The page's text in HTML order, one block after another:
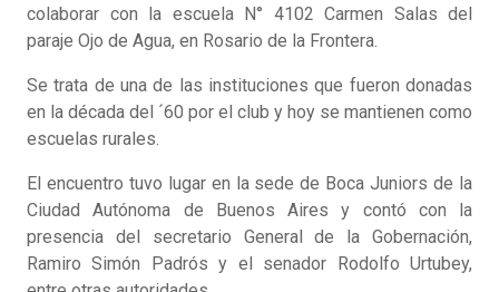
colaborar con la escuela N° 4102 Carmen Salas del
paraje Ojo de Agua, en Rosario de la Frontera.
Se trata de una de las instituciones que fueron donadas
en la década del ´60 por el club y hoy se mantienen como
escuelas rurales.
El encuentro tuvo lugar en la sede de Boca Juniors de la
Ciudad Autónoma de Buenos Aires y contó con la
presencia del secretario General de la Gobernación,
Ramiro Simón Padrós y el senador Rodolfo Urtubey,